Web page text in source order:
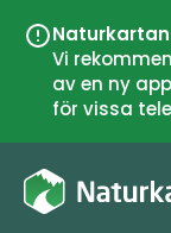
Vi
av en ny
för vissa